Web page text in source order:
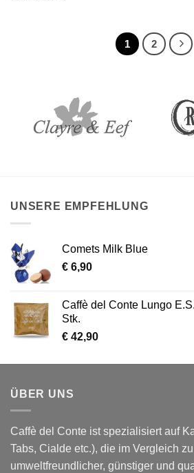
1 2
UNSERE EMPFEHLUNG
Comets Milk Blue
€ 6,90
Caffè del Conte Lungo
Stk.
€ 42,90
ÜBER UNS
Caffè del Conte ist spezialisiert auf
Tabs, Cialde etc.), die im Vergleich
umweltfreundlicher, günstiger und